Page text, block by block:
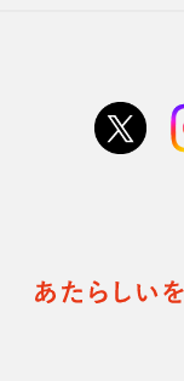
首位スピアーズ、充実
2026年1月8日(木)更新